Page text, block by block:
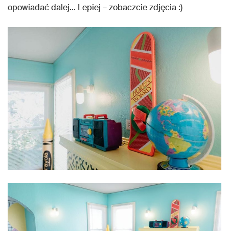
opowiadać dalej… Lepiej – zobaczcie zdjęcia :)